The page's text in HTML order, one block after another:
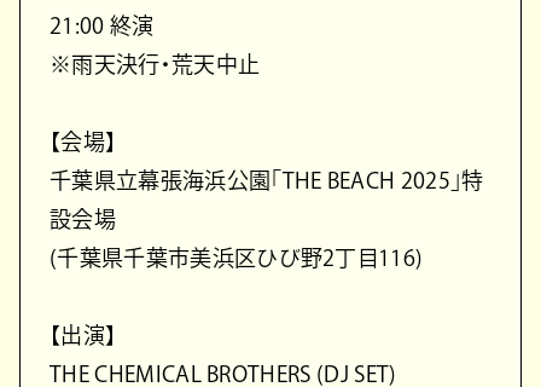
21:00 終演
※雨天決行・荒天中止
【会場】
千葉県立幕張海浜公園「THE BEACH 2025」特
設会場
(千葉県千葉市美浜区ひび野2丁目116)
【出演】
THE CHEMICAL BROTHERS (DJ SET)